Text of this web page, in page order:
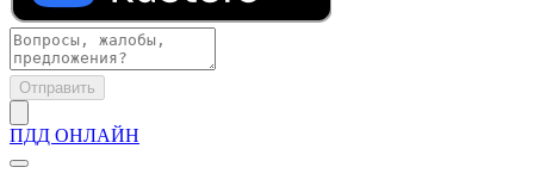
Отправить
ПДД ОНЛАЙН